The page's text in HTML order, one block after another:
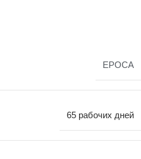
EPOCA
65 рабочих дней